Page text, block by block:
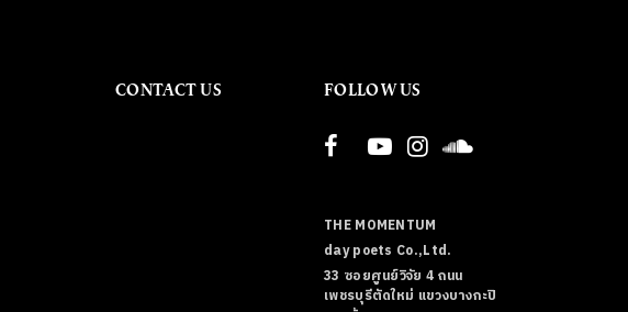
CONTACT US FOLLOW US
THE MOMENTUM
day poets Co.,Ltd.
33 ซอยศูนย์วิจัย 4 ถนน
เพชรบุรีตัดใหม่ แขวงบางกะปิ